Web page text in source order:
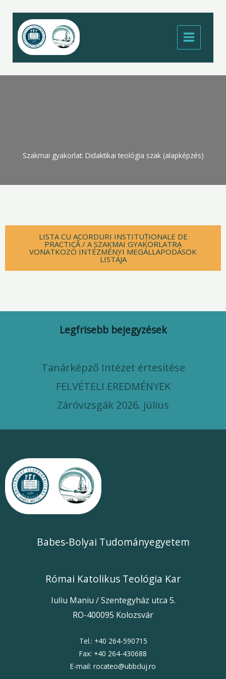
content
Szakmai gyakorlat: Didaktikai teológia szak (alapképzés)
LISTA CU ACORDURI INSTITUȚIONALE DE
PRACTICĂ / A SZAKMAI GYAKORLATRA
VONATKOZÓ INTÉZMÉNYI MEGÁLLAPODÁSOK
LISTÁJA
Legfrisebb bejegyzések
Tanárképző Intézet értesítése
FELVÉTELI EREDMÉNYEK
Záróvizsgák 2026. július
Babes-Bolyai Tudományegyetem
Római Katolikus Teológia Kar
Iuliu Maniu / Szentegyház utca 5.
RO-400095 Kolozsvár
Tel.: +40 264-590715
Fax: +40 264-430688
E-mail: rocateo@ubbcluj.ro